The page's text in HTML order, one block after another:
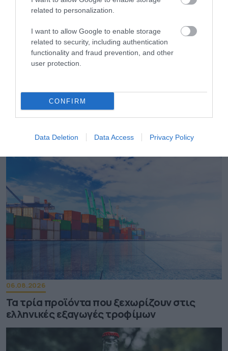
related to personalization.
I want to allow Google to enable storage
related to security, including authentication
functionality and fraud prevention, and other
user protection.
CONFIRM
Data Deletion Data Access Privacy Policy
06.08.2026
Θεοδωρικάκο ενόψει ΔΕΘ
06.08.2026
Τα τρία προϊόντα που ξεχωρίζουν στις
ελληνικές εξαγωγές τροφίμων